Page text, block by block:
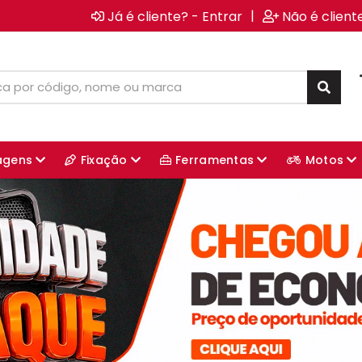
Já é cliente? - Entrar | Não é
Fixação Ferramentas Motos